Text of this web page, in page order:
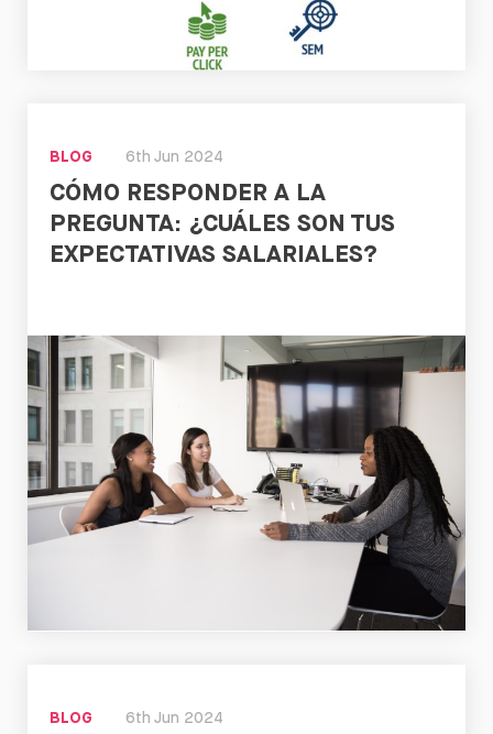
BLOG 6th Jun 2024
CÓMO RESPONDER A LA
PREGUNTA: ¿CUÁLES SON TUS
EXPECTATIVAS SALARIALES?
BLOG 6th Jun 2024